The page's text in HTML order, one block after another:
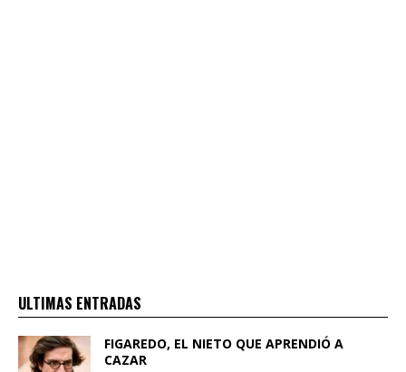
ULTIMAS ENTRADAS
FIGAREDO, EL NIETO QUE APRENDIÓ A
CAZAR